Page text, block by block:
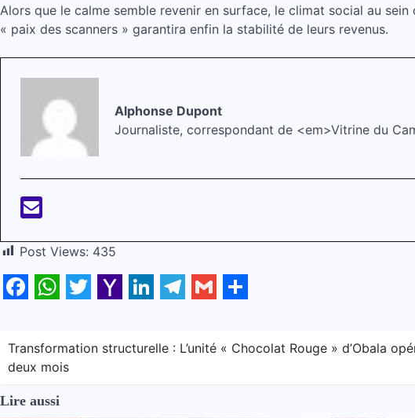
Alors que le calme semble revenir en surface, le climat social au
« paix des scanners » garantira enfin la stabilité de leurs revenus.
Alphonse Dupont
Journaliste, correspondant de <em>Vitrine du
Post Views: 435
Mail
Navigation
de
l’article
Transformation structurelle : L’unité « Chocolat Rouge » d’Obala
deux mois
Lire aussi